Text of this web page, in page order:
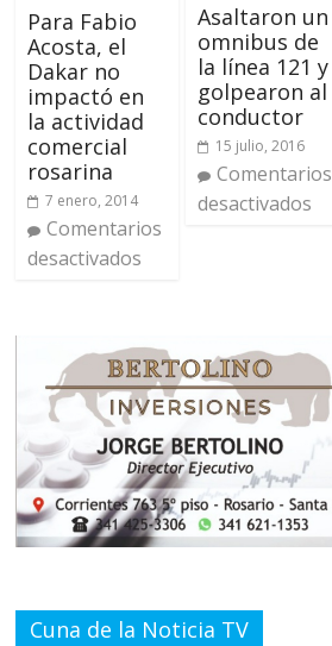
Para Fabio
Acosta, el
Dakar no
impactó en
la actividad
comercial
rosarina
7 enero, 2014
Comentarios
desactivados
Asaltaron un
omnibus de
la línea 121 y
golpearon al
conductor
15 julio, 2016
Comentarios
desactivados
Cuna de la Noticia TV